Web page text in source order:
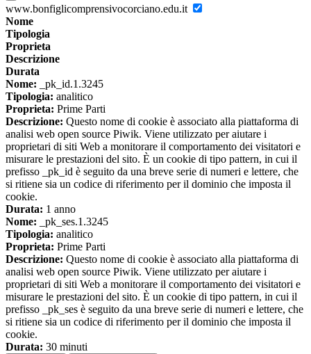
www.bonfiglicomprensivocorciano.edu.it
Nome
Tipologia
Proprieta
Descrizione
Durata
Nome: _pk_id.1.3245
Tipologia: analitico
Proprieta: Prime Parti
Descrizione: Questo nome di cookie è associato alla piattaforma di
analisi web open source Piwik. Viene utilizzato per aiutare i
proprietari di siti Web a monitorare il comportamento dei visitatori e
misurare le prestazioni del sito. È un cookie di tipo pattern, in cui il
prefisso _pk_id è seguito da una breve serie di numeri e lettere, che
si ritiene sia un codice di riferimento per il dominio che imposta il
cookie.
Durata: 1 anno
Nome: _pk_ses.1.3245
Tipologia: analitico
Proprieta: Prime Parti
Descrizione: Questo nome di cookie è associato alla piattaforma di
analisi web open source Piwik. Viene utilizzato per aiutare i
proprietari di siti Web a monitorare il comportamento dei visitatori e
misurare le prestazioni del sito. È un cookie di tipo pattern, in cui il
prefisso _pk_ses è seguito da una breve serie di numeri e lettere, che
si ritiene sia un codice di riferimento per il dominio che imposta il
cookie.
Durata: 30 minuti